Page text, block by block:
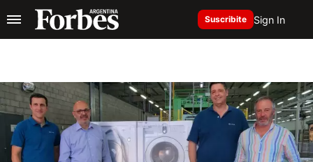
Suscribite Sign In